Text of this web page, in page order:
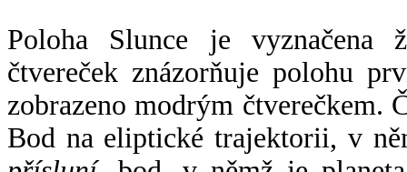
Poloha Slunce je vyznačena
čtvereček znázorňuje polohu
zobrazeno modrým čtverečkem.
Bod na eliptické trajektorii, v